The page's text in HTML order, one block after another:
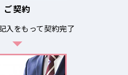
ご契約
入をもって契約完了